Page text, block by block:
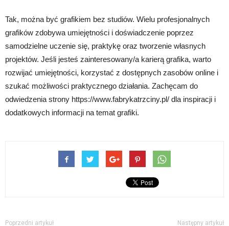
Tak, można być grafikiem bez studiów. Wielu profesjonalnych
grafików zdobywa umiejętności i doświadczenie poprzez
samodzielne uczenie się, praktykę oraz tworzenie własnych
projektów. Jeśli jesteś zainteresowany/a karierą grafika, warto
rozwijać umiejętności, korzystać z dostępnych zasobów online i
szukać możliwości praktycznego działania. Zachęcam do
odwiedzenia strony https://www.fabrykatrzciny.pl/ dla inspiracji i
dodatkowych informacji na temat grafiki.
Poprzedni artykuł Następny artykuł